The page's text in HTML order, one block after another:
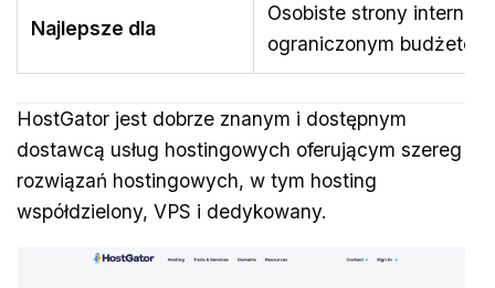
Najlepsze dla
Osobiste strony
ograniczonym budżetem
HostGator jest dobrze znanym i dostępnym
dostawcą usług hostingowych oferującym szereg
rozwiązań hostingowych, w tym hosting
współdzielony, VPS i dedykowany.